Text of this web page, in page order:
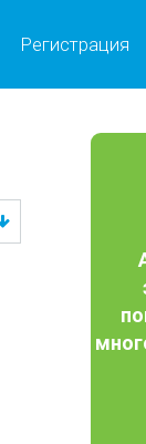
Регистрация